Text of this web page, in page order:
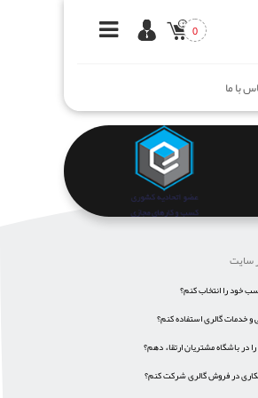
0
با ما
سایت
خود را انتخاب کنم؟
و خدمات گالری استفاده کنم؟
در باشگاه مشتریان ارتقاء دهم؟
در فروش گالری شرکت کنم؟